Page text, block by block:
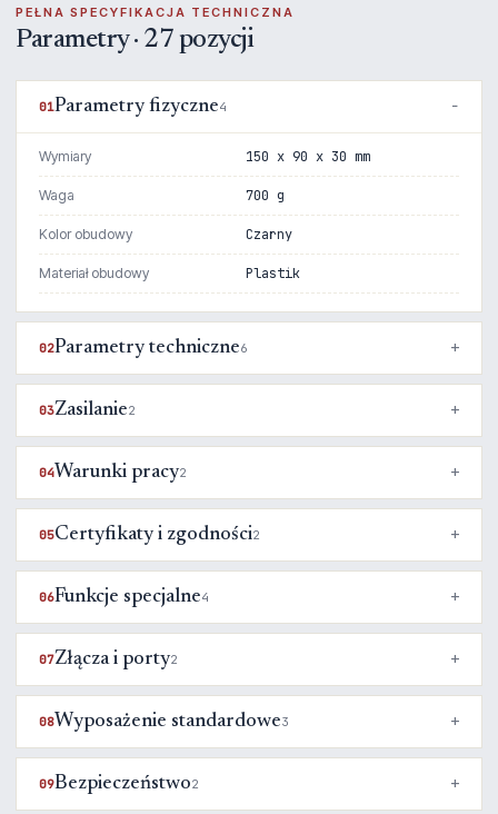
PEŁNA SPECYFIKACJA TECHNICZNA
Parametry · 27 pozycji
01Parametry fizyczne4
Wymiary 150 x 90 x 30 mm
Waga 700 g
Kolor obudowy Czarny
Materiał obudowy Plastik
02Parametry techniczne6
03Zasilanie2
04Warunki pracy2
05Certyfikaty i zgodności2
06Funkcje specjalne4
07Złącza i porty2
08Wyposażenie standardowe3
09Bezpieczeństwo2